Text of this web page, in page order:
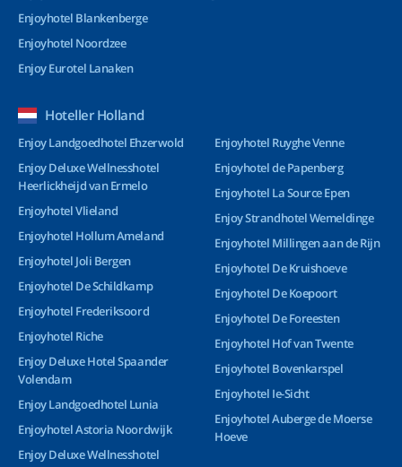
Enjoyhotel Blankenberge
Enjoyhotel Noordzee
Enjoy Eurotel Lanaken
Hoteller Holland
Enjoy Landgoedhotel Ehzerwold
Enjoy Deluxe Wellnesshotel
Heerlickheijd van Ermelo
Enjoyhotel Vlieland
Enjoyhotel Hollum Ameland
Enjoyhotel Joli Bergen
Enjoyhotel De Schildkamp
Enjoyhotel Frederiksoord
Enjoyhotel Riche
Enjoy Deluxe Hotel Spaander
Volendam
Enjoy Landgoedhotel Lunia
Enjoyhotel Astoria Noordwijk
Enjoy Deluxe Wellnesshotel
Enjoyhotel Ruyghe Venne
Enjoyhotel de Papenberg
Enjoyhotel La Source Epen
Enjoy Strandhotel Wemeldinge
Enjoyhotel Millingen aan de Rijn
Enjoyhotel De Kruishoeve
Enjoyhotel De Koepoort
Enjoyhotel De Foreesten
Enjoyhotel Hof van Twente
Enjoyhotel Bovenkarspel
Enjoyhotel Ie-Sicht
Enjoyhotel Auberge de Moerse
Hoeve